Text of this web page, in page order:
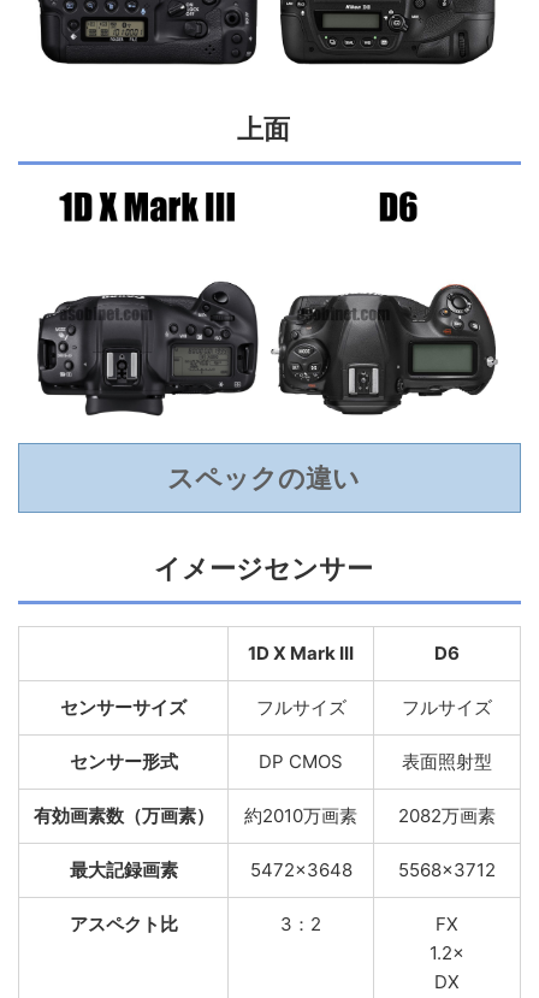
上面
スペックの違い
イメージセンサー
1D X Mark III D6
センサーサイズ フルサイズ フルサイズ
センサー形式 DP CMOS 表面照射型
有効画素数（万画素） 約2010万画素 2082万画素
最大記録画素 5472×3648 5568×3712
アスペクト比 3：2
FX
1.2×
DX